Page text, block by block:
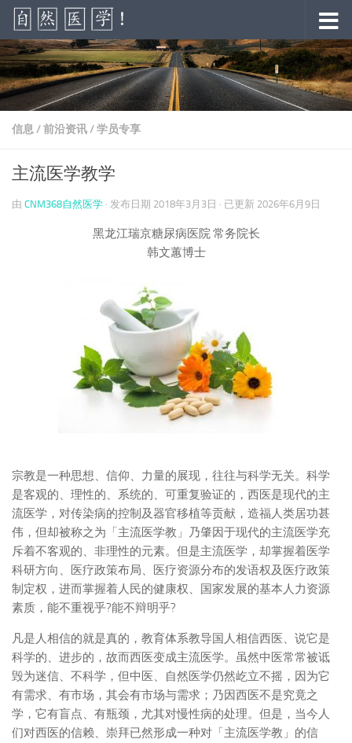
跳至内容
信息/前沿资讯/学员专享
主流医学教学
由 CNM368自然医学 · 发布日期 2018年3月3日 · 已更新 2026年6月9日
黑龙江瑞京糖尿病医院 常务院长
韩文蕙博士
宗教是一种思想、信仰、力量的展现，往往与科学无关。科学
是客观的、理性的、系统的、可重复验证的，西医是现代的主
流医学，对传染病的控制及器官移植等贡献，造福人类居功甚
伟，但却被称之为「主流医学教」乃肇因于现代的主流医学充
斥着不客观的、非理性的元素。但是主流医学，却掌握着医学
科研方向、医疗政策布局、医疗资源分布的发语权及医疗政策
制定权，进而掌握着人民的健康权、国家发展的基本人力资源
素质，能不重视乎?能不辩明乎?
凡是人相信的就是真的，教育体系教导国人相信西医、说它是
科学的、进步的，故而西医变成主流医学。虽然中医常常被诋
毁为迷信、不科学，但中医、自然医学仍然屹立不摇，因为它
有需求、有市场，其会有市场与需求；乃因西医不是究竟之
学，它有盲点、有瓶颈，尤其对慢性病的处理。但是，当今人
们对西医的信赖、崇拜已然形成一种对「主流医学教」的信